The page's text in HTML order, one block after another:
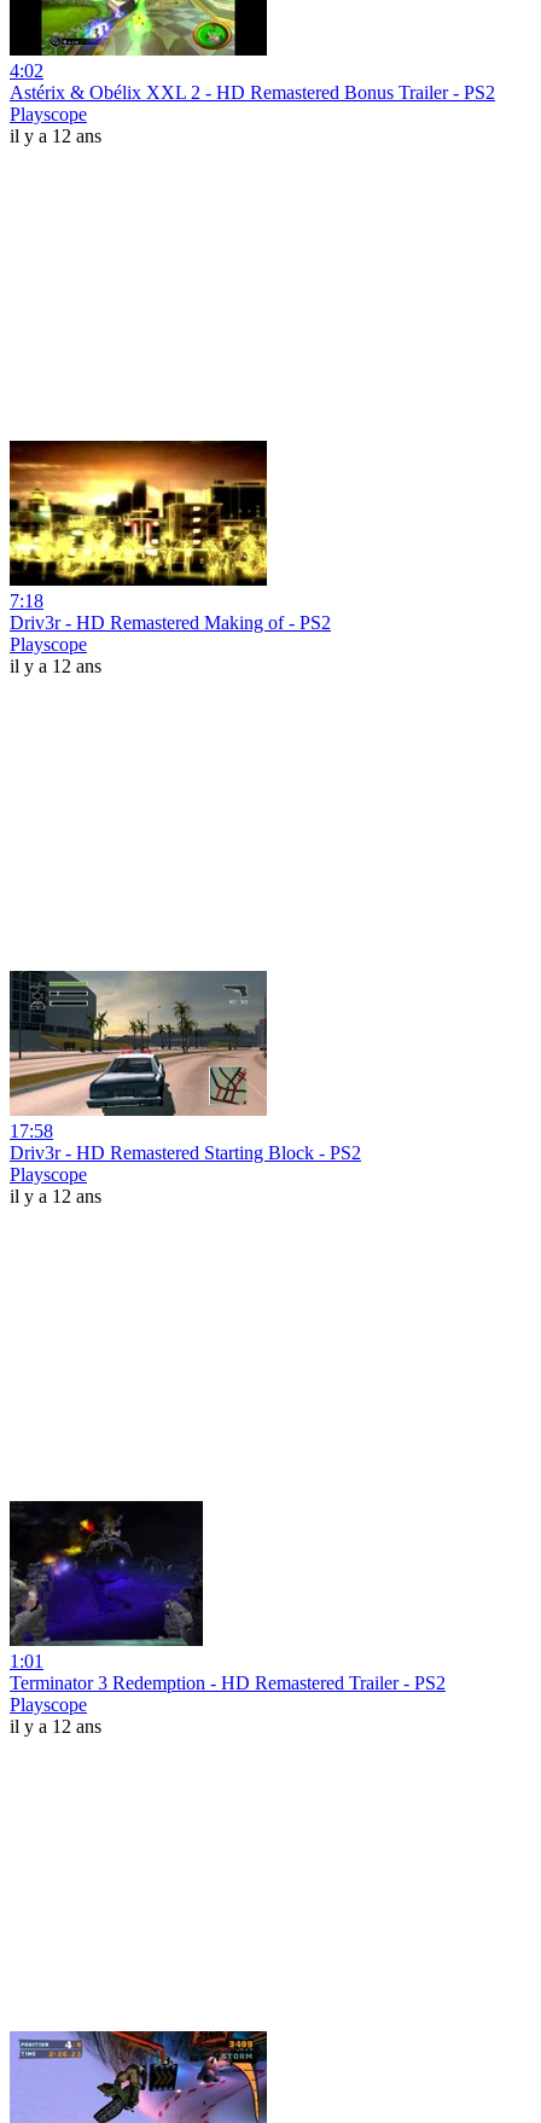
4:02
Astérix & Obélix XXL 2 - HD Remastered Bonus Trailer - PS2
Playscope
il y a 12 ans
7:18
Driv3r - HD Remastered Making of - PS2
Playscope
il y a 12 ans
17:58
Driv3r - HD Remastered Starting Block - PS2
Playscope
il y a 12 ans
1:01
Terminator 3 Redemption - HD Remastered Trailer - PS2
Playscope
il y a 12 ans